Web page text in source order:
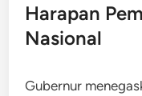
Harapan
Nasional
Gubernur